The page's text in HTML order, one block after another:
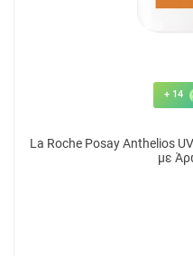
+ 14
La Roche Posay Anthelios
με